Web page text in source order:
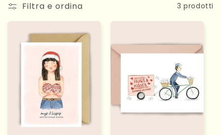
l
l
e
z
i
o
n
Filtra e ordina 3 prodotti